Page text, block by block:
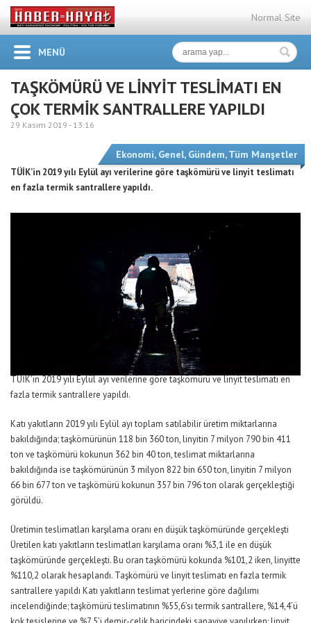
Normal Site
MENÜ
TAŞKÖMÜRÜ VE LİNYİT TESLİMATI EN
ÇOK TERMİK SANTRALLERE YAPILDI
29 Kasım 2019 - 13:16
Ekonomi, Genel, Gündem,Tüm Manşetler
TÜİK’in 2019 yılı Eylül ayı verilerine göre taşkömürü ve linyit teslimatı
en fazla termik santrallere yapıldı.
TÜİK’in 2019 yılı Eylül ayı verilerine göre taşkömürü ve linyit teslimatı en
fazla termik santrallere yapıldı.
Katı yakıtların 2019 yılı Eylül ayı toplam satılabilir üretim miktarlarına
bakıldığında; taşkömürünün 118 bin 360 ton, linyitin 7 milyon 790 bin 411
ton ve taşkömürü kokunun 362 bin 40 ton, teslimat miktarlarına
bakıldığında ise taşkömürünün 3 milyon 822 bin 650 ton, linyitin 7 milyon
66 bin 677 ton ve taşkömürü kokunun 357 bin 796 ton olarak gerçekleştiği
görüldü.
Üretimin teslimatları karşılama oranı en düşük taşkömüründe gerçekleşti
Üretilen katı yakıtların teslimatları karşılama oranı %3,1 ile en düşük
taşkömüründe gerçekleşti. Bu oran taşkömürü kokunda %101,2 iken, linyitte
%110,2 olarak hesaplandı. Taşkömürü ve linyit teslimatı en fazla termik
santrallere yapıldı Katı yakıtların teslimat yerlerine göre dağılımı
incelendiğinde; taşkömürü teslimatının %55,6’sı termik santrallere, %14,4’ü